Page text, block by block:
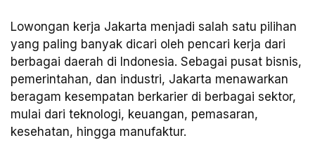
Lowongan kerja Jakarta menjadi salah satu pilihan
yang paling banyak dicari oleh pencari kerja dari
berbagai daerah di Indonesia. Sebagai pusat bisnis,
pemerintahan, dan industri, Jakarta menawarkan
beragam kesempatan berkarier di berbagai sektor,
mulai dari teknologi, keuangan, pemasaran,
kesehatan, hingga manufaktur.